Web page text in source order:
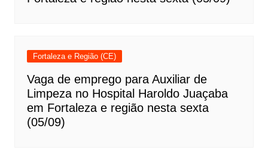
Fortaleza e Região (CE)
Vaga de emprego para Auxiliar de
Limpeza no Hospital Haroldo Juaçaba
em Fortaleza e região nesta sexta
(05/09)